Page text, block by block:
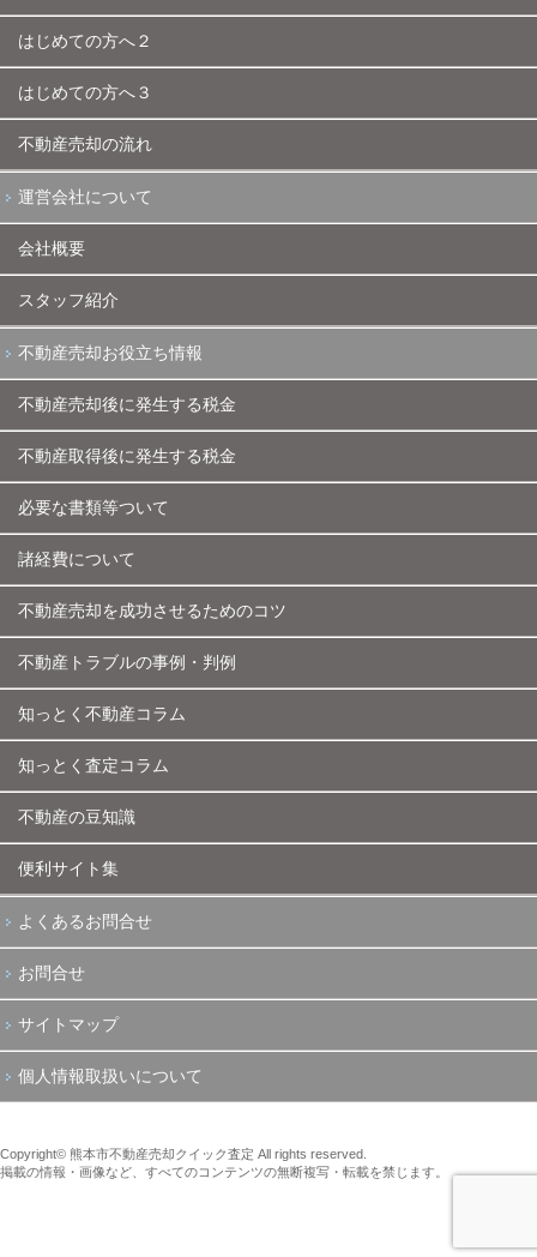
はじめての方へ２
はじめての方へ３
不動産売却の流れ
運営会社について
会社概要
スタッフ紹介
不動産売却お役立ち情報
不動産売却後に発生する税金
不動産取得後に発生する税金
必要な書類等ついて
諸経費について
不動産売却を成功させるためのコツ
不動産トラブルの事例・判例
知っとく不動産コラム
知っとく査定コラム
不動産の豆知識
便利サイト集
よくあるお問合せ
お問合せ
サイトマップ
個人情報取扱いについて
Copyright© 熊本市不動産売却クイック査定 All rights reserved.
掲載の情報・画像など、すべてのコンテンツの無断複写・転載を禁じます。